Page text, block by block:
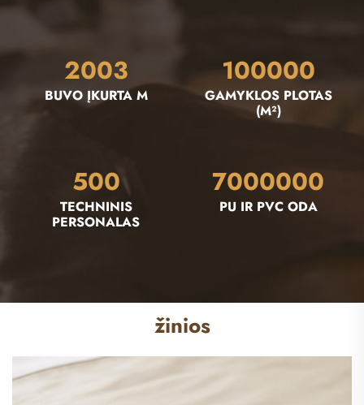
2003
BUVO ĮKURTA M
100000
GAMYKLOS PLOTAS
(M²)
500
TECHNINIS
PERSONALAS
7000000
PU IR PVC ODA
žinios